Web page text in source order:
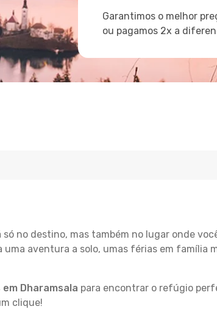
Garantimos o melhor
ou pagamos 2x a
no destino, mas também no lugar onde
aventura a solo, umas férias em família
Dharamsala para encontrar o refúgio
clique!